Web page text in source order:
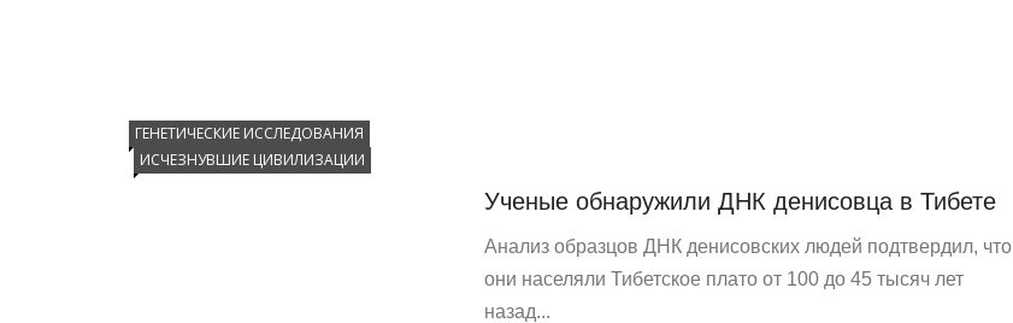
ГЕНЕТИЧЕСКИЕ ИССЛЕДОВАНИЯ
ИСЧЕЗНУВШИЕ ЦИВИЛИЗАЦИИ
Ученые обнаружили ДНК денисовца в Тибете
Анализ образцов ДНК денисовских людей подтвердил, что
они населяли Тибетское плато от 100 до 45 тысяч лет
назад...